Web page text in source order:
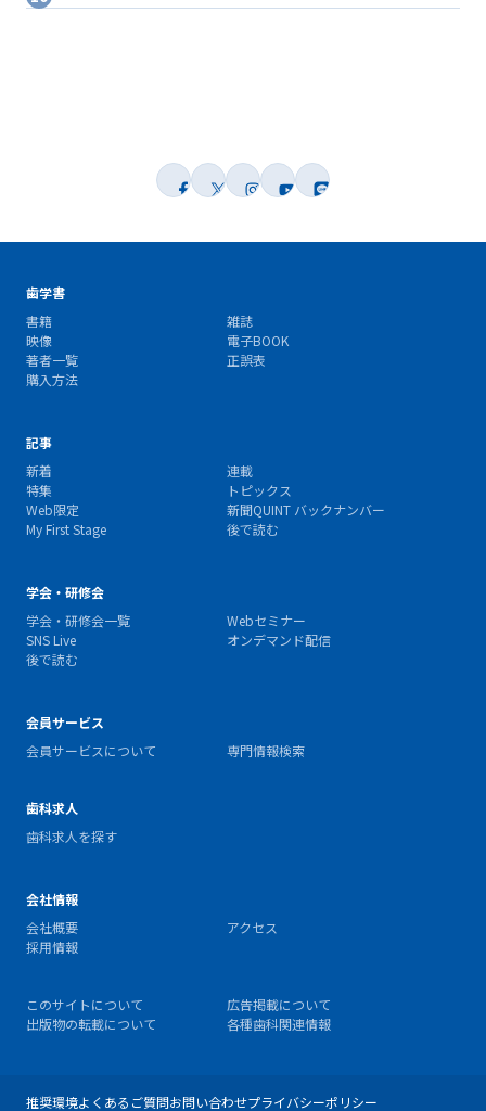
歯学書
書籍
雑誌
映像
電子BOOK
著者一覧
正誤表
購入方法
記事
新着
連載
特集
トピックス
Web限定
新聞QUINT バックナンバー
My First Stage
後で読む
学会・研修会
学会・研修会一覧
Webセミナー
SNS Live
オンデマンド配信
後で読む
会員サービス
会員サービスについて
専門情報検索
歯科求人
歯科求人を探す
会社情報
会社概要
アクセス
採用情報
このサイトについて
広告掲載について
出版物の転載について
各種歯科関連情報
推奨環境よくあるご質問お問い合わせプライバシーポリシー